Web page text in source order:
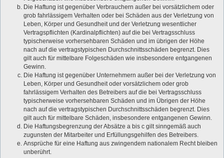
Die Haftung ist gegenüber Verbrauchern außer bei vorsätzlichem oder
grob fahrlässigem Verhalten oder bei Schäden aus der Verletzung von
Leben, Körper und Gesundheit und der Verletzung wesentlicher
Vertragspflichten (Kardinalpflichten) auf die bei Vertragsschluss
typischerweise vorhersehbaren Schäden und im übrigen der Höhe
nach auf die vertragstypischen Durchschnittsschäden begrenzt. Dies
gilt auch für mittelbare Folgeschäden wie insbesondere entgangenen
Gewinn.
Die Haftung ist gegenüber Unternehmern außer bei der Verletzung von
Leben, Körper und Gesundheit oder vorsätzlichem oder grob
fahrlässigem Verhalten des Betreibers auf die bei Vertragsschluss
typischerweise vorhersehbaren Schäden und im Übrigen der Höhe
nach auf die vertragstypischen Durchschnittsschäden begrenzt. Dies
gilt auch für mittelbare Schäden, insbesondere entgangenen Gewinn.
Die Haftungsbegrenzung der Absätze a bis c gilt sinngemäß auch
zugunsten der Mitarbeiter und Erfüllungsgehilfen des Betreibers.
Ansprüche für eine Haftung aus zwingendem nationalem Recht bleiben
unberührt.